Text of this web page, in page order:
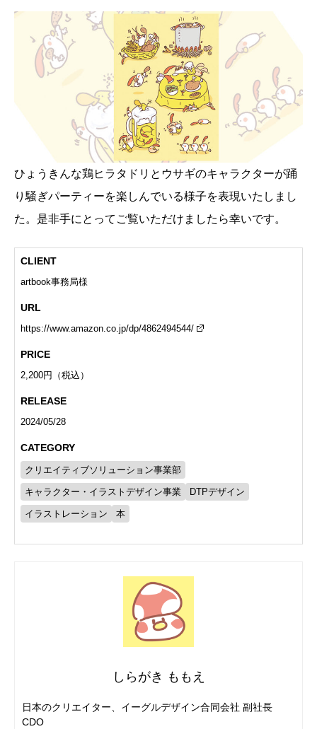
ひょうきんな鶏ヒラタドリとウサギのキャラクターが踊
り騒ぎパーティーを楽しんでいる様子を表現いたしまし
た。是非手にとってご覧いただけましたら幸いです。
CLIENT
artbook事務局様
URL
https://www.amazon.co.jp/dp/4862494544/
PRICE
2,200円（税込）
RELEASE
2024/05/28
CATEGORY
クリエイティブソリューション事業部
キャラクター・イラストデザイン事業 DTPデザイン
イラストレーション 本
しらがき ももえ
日本のクリエイター、イーグルデザイン合同会社 副社長
CDO